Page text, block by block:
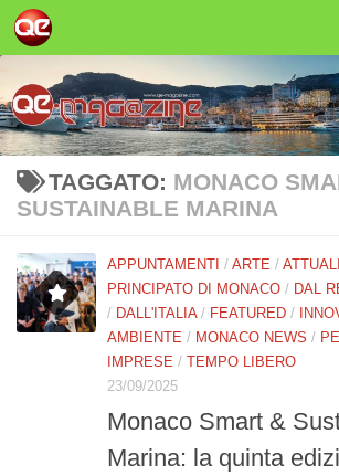
Salta al contenuto
TAGGATO: MONACO
SUSTAINABLE MARINA
APPUNTAMENTI / ARTE /
PRINCIPATO DI MONACO / DAL
/ DALL'ITALIA/ FEATURED /
AMBIENTE / MONACO NEWS /
IMPRESE / TEMPO LIBERO
23/09/2025
Monaco Smart &
Marina: la quinta